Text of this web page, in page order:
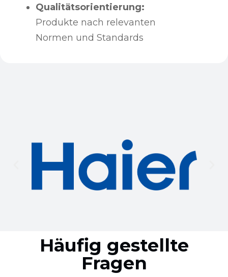
Qualitätsorientierung:
Produkte nach relevanten
Normen und Standards
Häufig gestellte
Fragen